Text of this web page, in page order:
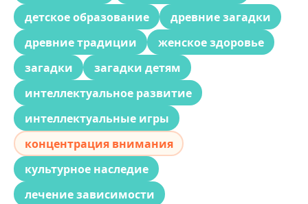
детское образование
древние загадки
древние традиции
женское здоровье
загадки
загадки детям
интеллектуальное развитие
интеллектуальные игры
концентрация внимания
культурное наследие
лечение зависимости